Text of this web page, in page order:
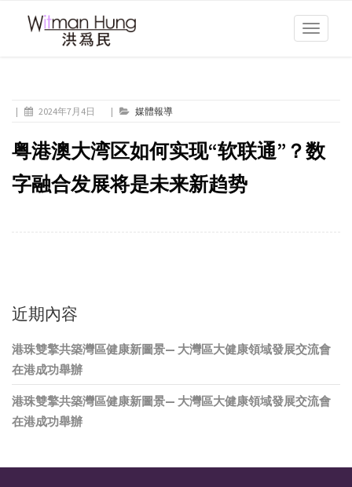
Toggle
| 2024年7月4日 | 媒體報導
粤港澳大湾区如何实现“软联通”？数
字融合发展将是未来新趋势
近期內容
港珠雙擎共築灣區健康新圖景— 大灣區大健康領域發展交流會
在港成功舉辦
港珠雙擎共築灣區健康新圖景— 大灣區大健康領域發展交流會
在港成功舉辦